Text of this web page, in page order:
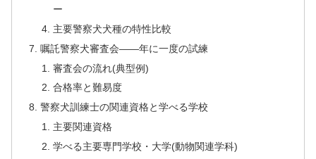
ー
主要警察犬犬種の特性比較
嘱託警察犬審査会——年に一度の試練
審査会の流れ(典型例)
合格率と難易度
警察犬訓練士の関連資格と学べる学校
主要関連資格
学べる主要専門学校・大学(動物関連学科)